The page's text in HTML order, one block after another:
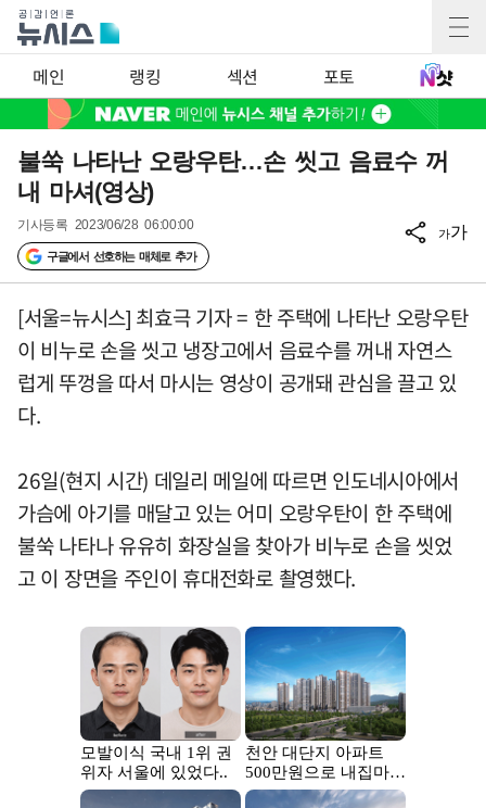
메인 랭킹 섹션 포토
불쑥 나타난 오랑우탄…손 씻고 음료수 꺼
내 마셔(영상)
기사등록 2023/06/28 06:00:00
구글에서 선호하는 매체로 추가
가가
[서울=뉴시스] 최효극 기자 = 한 주택에 나타난 오랑우탄
이 비누로 손을 씻고 냉장고에서 음료수를 꺼내 자연스
럽게 뚜껑을 따서 마시는 영상이 공개돼 관심을 끌고 있
다.
26일(현지 시간) 데일리 메일에 따르면 인도네시아에서
가슴에 아기를 매달고 있는 어미 오랑우탄이 한 주택에
불쑥 나타나 유유히 화장실을 찾아가 비누로 손을 씻었
고 이 장면을 주인이 휴대전화로 촬영했다.